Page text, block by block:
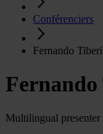
Conférenciers
Fernando
Multilingual